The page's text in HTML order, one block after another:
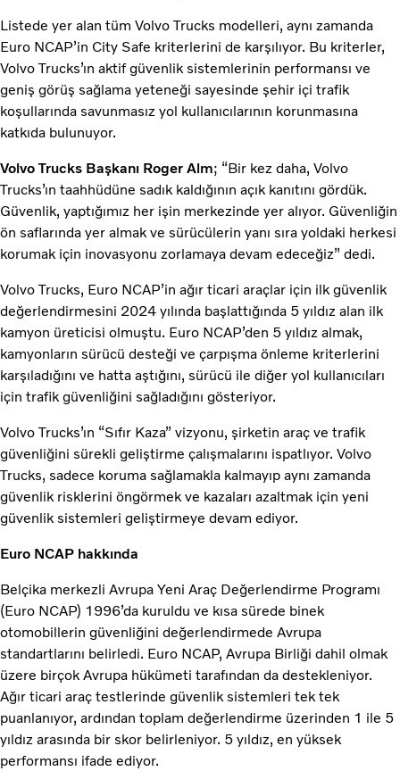
Listede yer alan tüm Volvo Trucks modelleri, aynı zamanda
Euro NCAP’in City Safe kriterlerini de karşılıyor. Bu kriterler,
Volvo Trucks’ın aktif güvenlik sistemlerinin performansı ve
geniş görüş sağlama yeteneği sayesinde şehir içi trafik
koşullarında savunmasız yol kullanıcılarının korunmasına
katkıda bulunuyor.
Volvo Trucks Başkanı Roger Alm; “Bir kez daha, Volvo
Trucks’ın taahhüdüne sadık kaldığının açık kanıtını gördük.
Güvenlik, yaptığımız her işin merkezinde yer alıyor. Güvenliğin
ön saflarında yer almak ve sürücülerin yanı sıra yoldaki herkesi
korumak için inovasyonu zorlamaya devam edeceğiz” dedi.
Volvo Trucks, Euro NCAP’in ağır ticari araçlar için ilk güvenlik
değerlendirmesini 2024 yılında başlattığında 5 yıldız alan ilk
kamyon üreticisi olmuştu. Euro NCAP’den 5 yıldız almak,
kamyonların sürücü desteği ve çarpışma önleme kriterlerini
karşıladığını ve hatta aştığını, sürücü ile diğer yol kullanıcıları
için trafik güvenliğini sağladığını gösteriyor.
Volvo Trucks’ın “Sıfır Kaza” vizyonu, şirketin araç ve trafik
güvenliğini sürekli geliştirme çalışmalarını ispatlıyor. Volvo
Trucks, sadece koruma sağlamakla kalmayıp aynı zamanda
güvenlik risklerini öngörmek ve kazaları azaltmak için yeni
güvenlik sistemleri geliştirmeye devam ediyor.
Euro NCAP hakkında
Belçika merkezli Avrupa Yeni Araç Değerlendirme Programı
(Euro NCAP) 1996’da kuruldu ve kısa sürede binek
otomobillerin güvenliğini değerlendirmede Avrupa
standartlarını belirledi. Euro NCAP, Avrupa Birliği dahil olmak
üzere birçok Avrupa hükümeti tarafından da destekleniyor.
Ağır ticari araç testlerinde güvenlik sistemleri tek tek
puanlanıyor, ardından toplam değerlendirme üzerinden 1 ile 5
yıldız arasında bir skor belirleniyor. 5 yıldız, en yüksek
performansı ifade ediyor.